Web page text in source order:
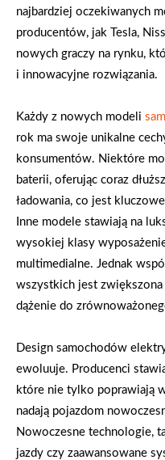
najbardziej oczekiwanych
producentów, jak Tesla,
nowych graczy na rynku,
i innowacyjne rozwiązania.
Każdy z nowych modeli
rok ma swoje unikalne
konsumentów. Niektóre
baterii, oferując coraz
ładowania, co jest
Inne modele stawiają na
wysokiej klasy
multimedialne. Jednak
wszystkich jest
dążenie do
Design samochodów
ewoluuje. Producenci
które nie tylko poprawiają
nadają pojazdom
Nowoczesne technologie,
jazdy czy zaawansowane